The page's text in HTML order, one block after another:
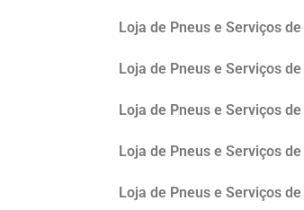
Loja de Pneus e Serviços
Loja de Pneus e Serviços
Loja de Pneus e Serviços
Loja de Pneus e Serviços
Loja de Pneus e Serviços